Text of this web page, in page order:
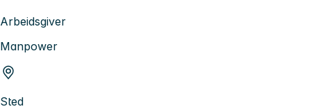
Arbeidsgiver
Manpower
Sted